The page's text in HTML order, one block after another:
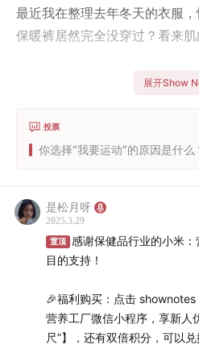
最近我在整理去年冬天的衣服
保暖裤居然完全没穿过？看来肌
去年是我规律运动的一年，但
重秤开始聊起？
确实，对自己外表和身材始终
希望通过这期节目，更多的朋
运动的美妙，就像这期播客所
是一种由外到内的击穿，我从
只要动起来，天地开阔任你闯！
展开Show
投票
你选择“我要运动”的原因是什么
是松月呀
2025.3.29
置顶
感谢保健品行业的小米
目的支持！
🎉福利购买：点击
营养工厂微信小程序，享新人
尺”】，还有双倍积分，可以